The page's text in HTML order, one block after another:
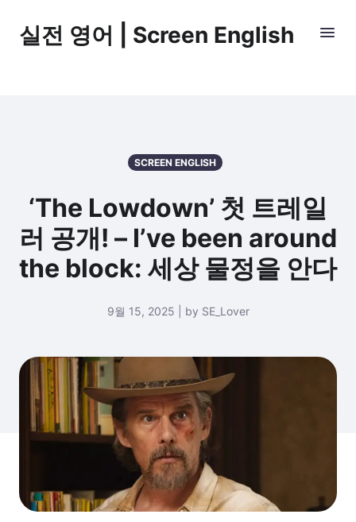
실전 영어 | Screen English
SCREEN ENGLISH
‘The Lowdown’ 첫 트레일
러 공개! – I’ve been around
the block: 세상 물정을 안다
9월 15, 2025 | by SE_Lover